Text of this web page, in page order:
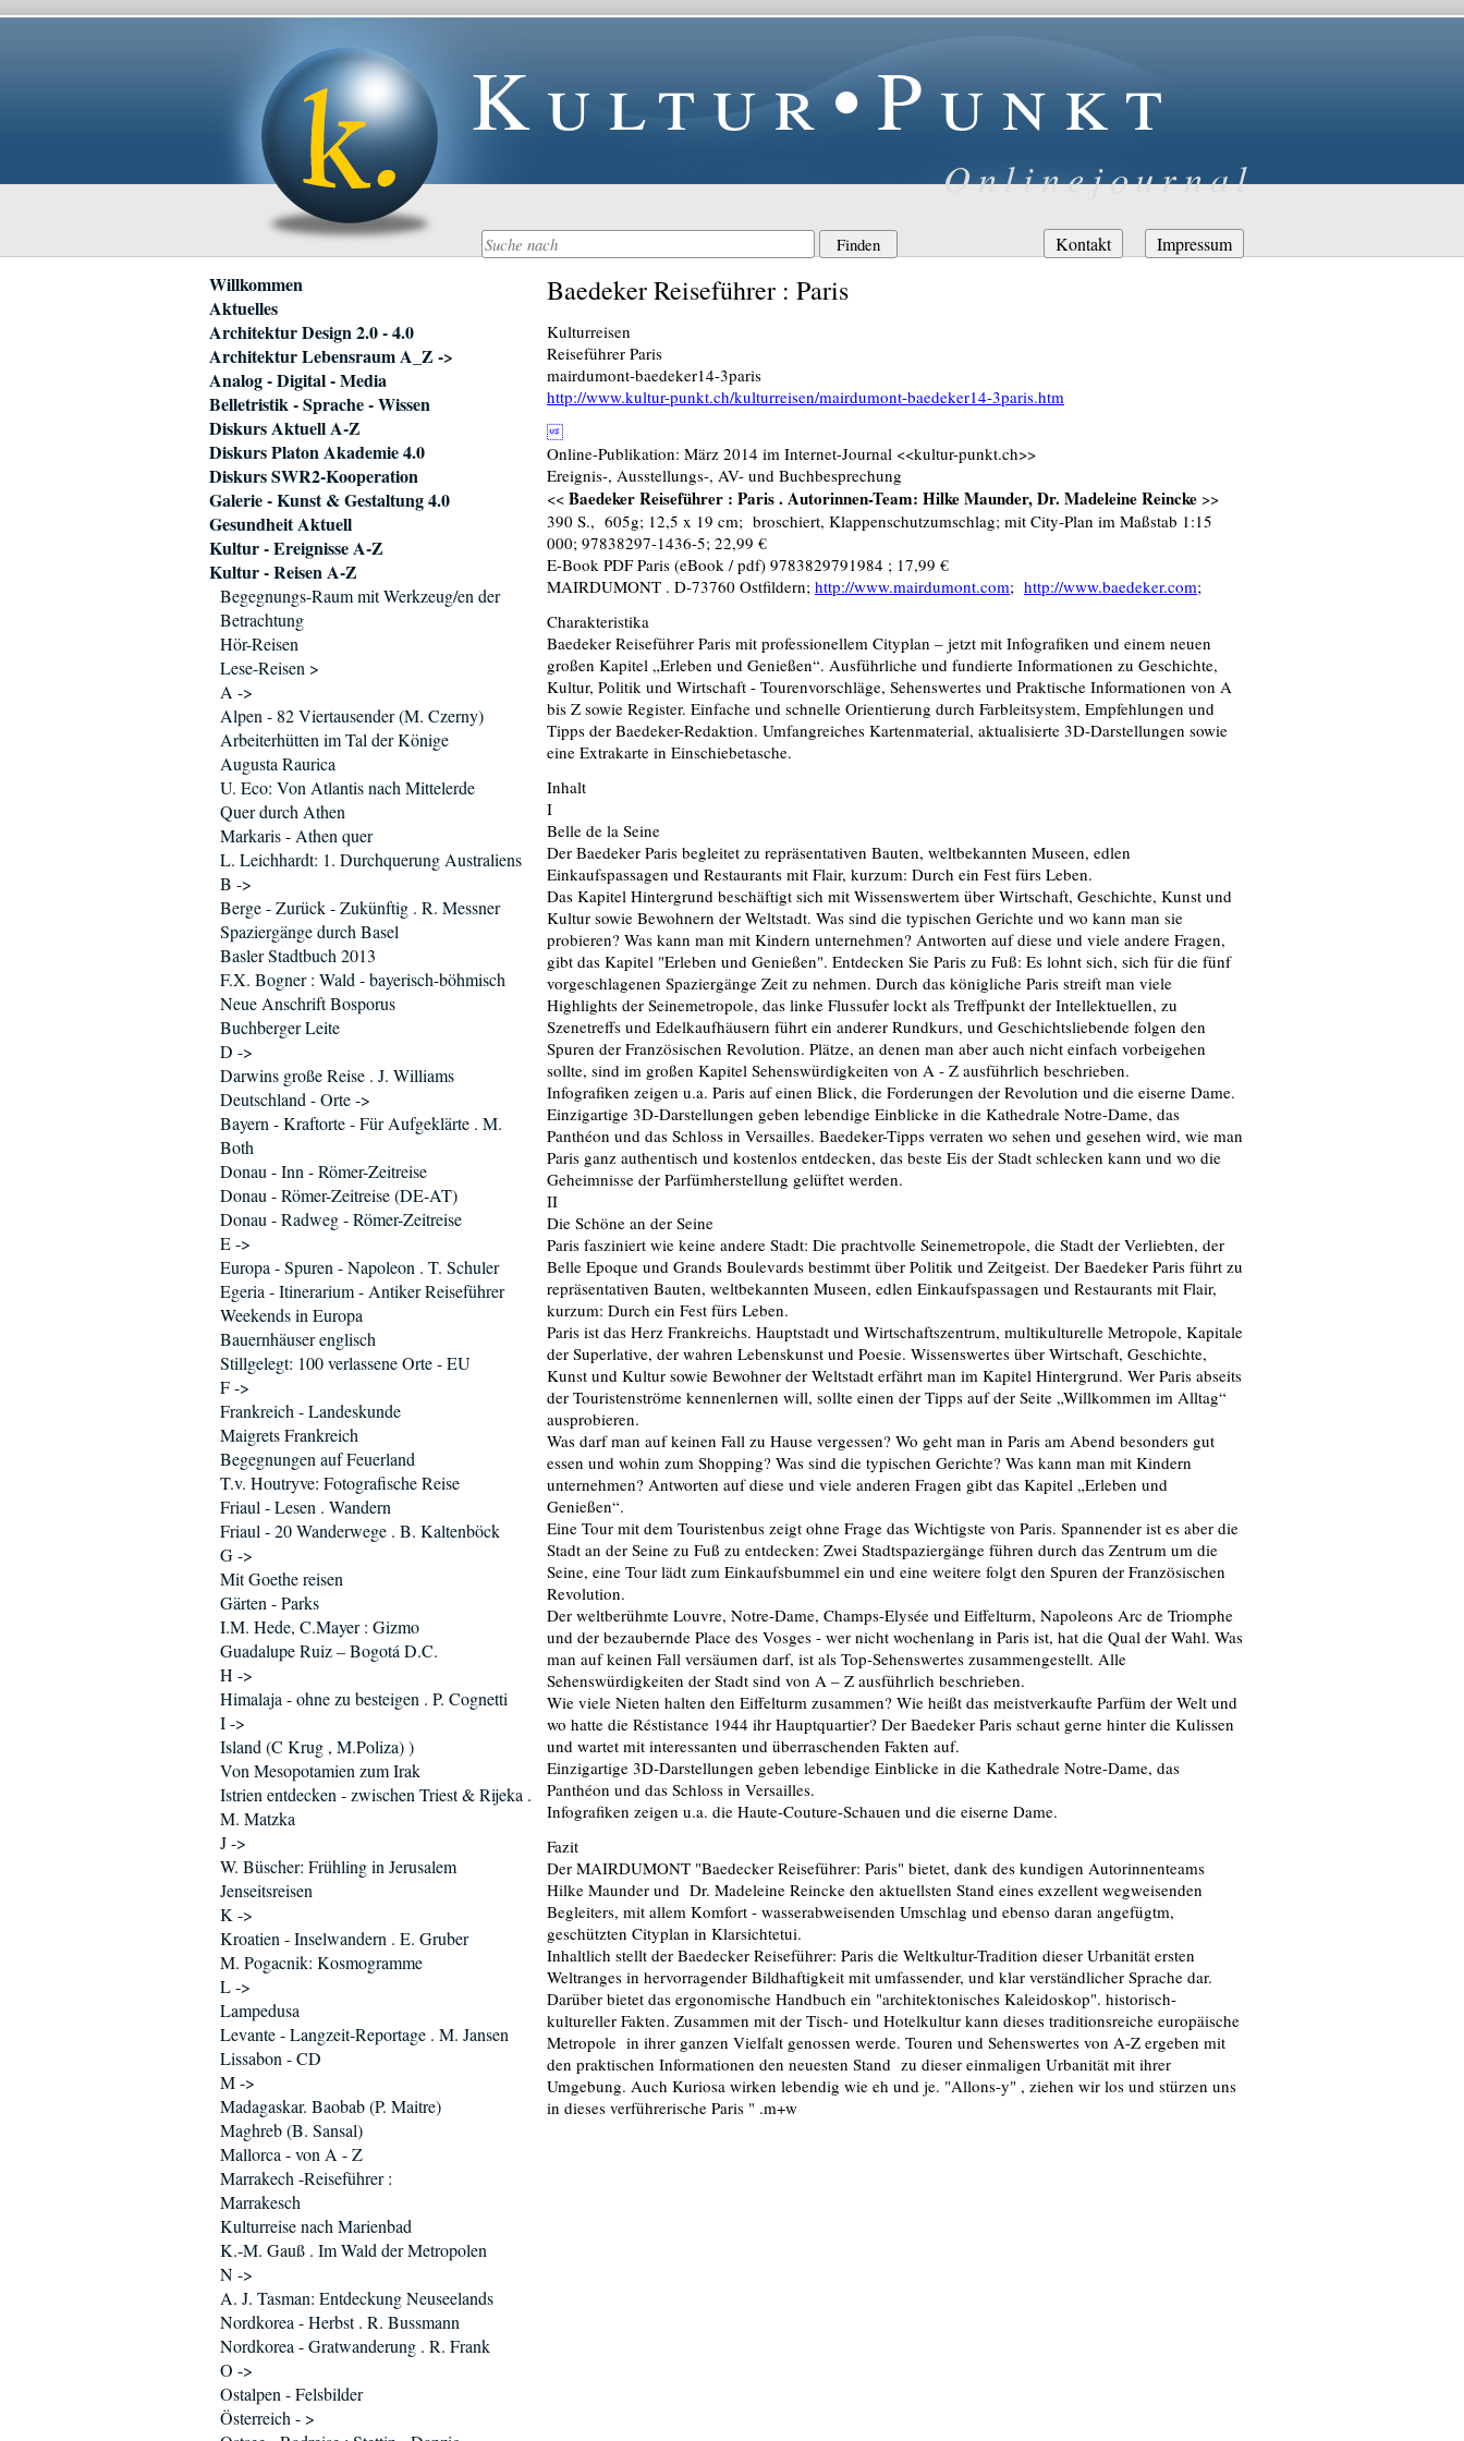
Kultur•Punkt
Onlinejournal
Navigation
überspringen
Kontakt Impressum
Baedeker Reiseführer : Paris
Kulturreisen
Reiseführer Paris
mairdumont-baedeker14-3paris
http://www.kultur-punkt.ch/kulturreisen/mairdumont-baedeker14-3paris.htm
Online-Publikation: März 2014 im Internet-Journal <<kultur-punkt.ch>>
Ereignis-, Ausstellungs-, AV- und Buchbesprechung
<< Baedeker Reiseführer : Paris . Autorinnen-Team: Hilke Maunder, Dr. Madeleine Reincke >>
390 S., 605g; 12,5 x 19 cm; broschiert, Klappenschutzumschlag; mit City-Plan im Maßstab 1:15
000; 97838297-1436-5; 22,99 €
E-Book PDF Paris (eBook / pdf) 9783829791984 ; 17,99 €
MAIRDUMONT . D-73760 Ostfildern; http://www.mairdumont.com; http://www.baedeker.com;
Charakteristika
Baedeker Reiseführer Paris mit professionellem Cityplan – jetzt mit Infografiken und einem neuen
großen Kapitel „Erleben und Genießen“. Ausführliche und fundierte Informationen zu Geschichte,
Kultur, Politik und Wirtschaft - Tourenvorschläge, Sehenswertes und Praktische Informationen von A
bis Z sowie Register. Einfache und schnelle Orientierung durch Farbleitsystem, Empfehlungen und
Tipps der Baedeker-Redaktion. Umfangreiches Kartenmaterial, aktualisierte 3D-Darstellungen sowie
eine Extrakarte in Einschiebetasche.
Inhalt
I
Belle de la Seine
Der Baedeker Paris begleitet zu repräsentativen Bauten, weltbekannten Museen, edlen
Einkaufspassagen und Restaurants mit Flair, kurzum: Durch ein Fest fürs Leben.
Das Kapitel Hintergrund beschäftigt sich mit Wissenswertem über Wirtschaft, Geschichte, Kunst und
Kultur sowie Bewohnern der Weltstadt. Was sind die typischen Gerichte und wo kann man sie
probieren? Was kann man mit Kindern unternehmen? Antworten auf diese und viele andere Fragen,
gibt das Kapitel "Erleben und Genießen". Entdecken Sie Paris zu Fuß: Es lohnt sich, sich für die fünf
vorgeschlagenen Spaziergänge Zeit zu nehmen. Durch das königliche Paris streift man viele
Highlights der Seinemetropole, das linke Flussufer lockt als Treffpunkt der Intellektuellen, zu
Szenetreffs und Edelkaufhäusern führt ein anderer Rundkurs, und Geschichtsliebende folgen den
Spuren der Französischen Revolution. Plätze, an denen man aber auch nicht einfach vorbeigehen
sollte, sind im großen Kapitel Sehenswürdigkeiten von A - Z ausführlich beschrieben.
Infografiken zeigen u.a. Paris auf einen Blick, die Forderungen der Revolution und die eiserne Dame.
Einzigartige 3D-Darstellungen geben lebendige Einblicke in die Kathedrale Notre-Dame, das
Panthéon und das Schloss in Versailles. Baedeker-Tipps verraten wo sehen und gesehen wird, wie man
Paris ganz authentisch und kostenlos entdecken, das beste Eis der Stadt schlecken kann und wo die
Geheimnisse der Parfümherstellung gelüftet werden.
II
Die Schöne an der Seine
Paris fasziniert wie keine andere Stadt: Die prachtvolle Seinemetropole, die Stadt der Verliebten, der
Belle Epoque und Grands Boulevards bestimmt über Politik und Zeitgeist. Der Baedeker Paris führt zu
repräsentativen Bauten, weltbekannten Museen, edlen Einkaufspassagen und Restaurants mit Flair,
kurzum: Durch ein Fest fürs Leben.
Paris ist das Herz Frankreichs. Hauptstadt und Wirtschaftszentrum, multikulturelle Metropole, Kapitale
der Superlative, der wahren Lebenskunst und Poesie. Wissenswertes über Wirtschaft, Geschichte,
Kunst und Kultur sowie Bewohner der Weltstadt erfährt man im Kapitel Hintergrund. Wer Paris abseits
der Touristenströme kennenlernen will, sollte einen der Tipps auf der Seite „Willkommen im Alltag“
ausprobieren.
Was darf man auf keinen Fall zu Hause vergessen? Wo geht man in Paris am Abend besonders gut
essen und wohin zum Shopping? Was sind die typischen Gerichte? Was kann man mit Kindern
unternehmen? Antworten auf diese und viele anderen Fragen gibt das Kapitel „Erleben und
Genießen“.
Eine Tour mit dem Touristenbus zeigt ohne Frage das Wichtigste von Paris. Spannender ist es aber die
Stadt an der Seine zu Fuß zu entdecken: Zwei Stadtspaziergänge führen durch das Zentrum um die
Seine, eine Tour lädt zum Einkaufsbummel ein und eine weitere folgt den Spuren der Französischen
Revolution.
Der weltberühmte Louvre, Notre-Dame, Champs-Elysée und Eiffelturm, Napoleons Arc de Triomphe
und der bezaubernde Place des Vosges - wer nicht wochenlang in Paris ist, hat die Qual der Wahl. Was
man auf keinen Fall versäumen darf, ist als Top-Sehenswertes zusammengestellt. Alle
Sehenswürdigkeiten der Stadt sind von A – Z ausführlich beschrieben.
Wie viele Nieten halten den Eiffelturm zusammen? Wie heißt das meistverkaufte Parfüm der Welt und
wo hatte die Réstistance 1944 ihr Hauptquartier? Der Baedeker Paris schaut gerne hinter die Kulissen
und wartet mit interessanten und überraschenden Fakten auf.
Einzigartige 3D-Darstellungen geben lebendige Einblicke in die Kathedrale Notre-Dame, das
Panthéon und das Schloss in Versailles.
Infografiken zeigen u.a. die Haute-Couture-Schauen und die eiserne Dame.
Fazit
Der MAIRDUMONT "Baedecker Reiseführer: Paris" bietet, dank des kundigen Autorinnenteams
Hilke Maunder und Dr. Madeleine Reincke den aktuellsten Stand eines exzellent wegweisenden
Begleiters, mit allem Komfort - wasserabweisenden Umschlag und ebenso daran angefügtm,
geschützten Cityplan in Klarsichtetui.
Inhaltlich stellt der Baedecker Reiseführer: Paris die Weltkultur-Tradition dieser Urbanität ersten
Weltranges in hervorragender Bildhaftigkeit mit umfassender, und klar verständlicher Sprache dar.
Darüber bietet das ergonomische Handbuch ein "architektonisches Kaleidoskop". historisch-
kultureller Fakten. Zusammen mit der Tisch- und Hotelkultur kann dieses traditionsreiche europäische
Metropole in ihrer ganzen Vielfalt genossen werde. Touren und Sehenswertes von A-Z ergeben mit
den praktischen Informationen den neuesten Stand zu dieser einmaligen Urbanität mit ihrer
Umgebung. Auch Kuriosa wirken lebendig wie eh und je. "Allons-y" , ziehen wir los und stürzen uns
in dieses verführerische Paris " .m+w
Navigation
überspringen
Willkommen
Aktuelles
Architektur Design 2.0 - 4.0
Architektur Lebensraum A_Z ->
Analog - Digital - Media
Belletristik - Sprache - Wissen
Diskurs Aktuell A-Z
Diskurs Platon Akademie 4.0
Diskurs SWR2-Kooperation
Galerie - Kunst & Gestaltung 4.0
Gesundheit Aktuell
Kultur - Ereignisse A-Z
Kultur - Reisen A-Z
Begegnungs-Raum mit Werkzeug/en der
Betrachtung
Hör-Reisen
Lese-Reisen >
A ->
Alpen - 82 Viertausender (M. Czerny)
Arbeiterhütten im Tal der Könige
Augusta Raurica
U. Eco: Von Atlantis nach Mittelerde
Quer durch Athen
Markaris - Athen quer
L. Leichhardt: 1. Durchquerung Australiens
B ->
Berge - Zurück - Zukünftig . R. Messner
Spaziergänge durch Basel
Basler Stadtbuch 2013
F.X. Bogner : Wald - bayerisch-böhmisch
Neue Anschrift Bosporus
Buchberger Leite
D ->
Darwins große Reise . J. Williams
Deutschland - Orte ->
Bayern - Kraftorte - Für Aufgeklärte . M.
Both
Donau - Inn - Römer-Zeitreise
Donau - Römer-Zeitreise (DE-AT)
Donau - Radweg - Römer-Zeitreise
E ->
Europa - Spuren - Napoleon . T. Schuler
Egeria - Itinerarium - Antiker Reiseführer
Weekends in Europa
Bauernhäuser englisch
Stillgelegt: 100 verlassene Orte - EU
F ->
Frankreich - Landeskunde
Maigrets Frankreich
Begegnungen auf Feuerland
T.v. Houtryve: Fotografische Reise
Friaul - Lesen . Wandern
Friaul - 20 Wanderwege . B. Kaltenböck
G ->
Mit Goethe reisen
Gärten - Parks
I.M. Hede, C.Mayer : Gizmo
Guadalupe Ruiz – Bogotá D.C.
H ->
Himalaja - ohne zu besteigen . P. Cognetti
I ->
Island (C Krug , M.Poliza) )
Von Mesopotamien zum Irak
Istrien entdecken - zwischen Triest & Rijeka .
M. Matzka
J ->
W. Büscher: Frühling in Jerusalem
Jenseitsreisen
K ->
Kroatien - Inselwandern . E. Gruber
M. Pogacnik: Kosmogramme
L ->
Lampedusa
Levante - Langzeit-Reportage . M. Jansen
Lissabon - CD
M ->
Madagaskar. Baobab (P. Maitre)
Maghreb (B. Sansal)
Mallorca - von A - Z
Marrakech -Reiseführer :
Marrakesch
Kulturreise nach Marienbad
K.-M. Gauß . Im Wald der Metropolen
N ->
A. J. Tasman: Entdeckung Neuseelands
Nordkorea - Herbst . R. Bussmann
Nordkorea - Gratwanderung . R. Frank
O ->
Ostalpen - Felsbilder
Österreich - >